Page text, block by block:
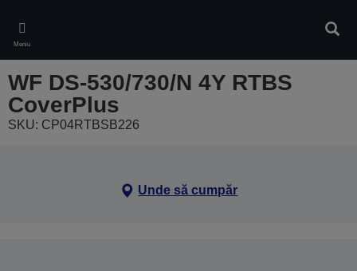
main
content
Meniu
WF DS-530/730/N 4Y RTBS
CoverPlus
SKU: CP04RTBSB226
Unde să cumpăr